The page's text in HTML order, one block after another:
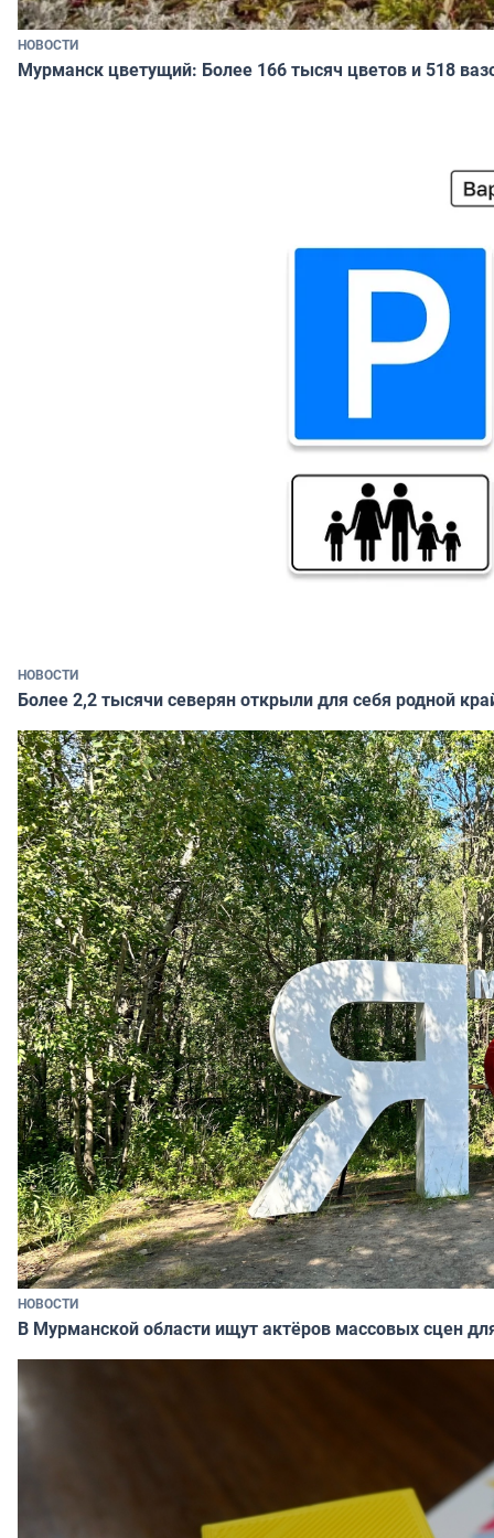
НОВОСТИ
Мурманск цветущий: Более 166 тысяч цветов и 518
НОВОСТИ
Более 2,2 тысячи северян открыли для себя родной
НОВОСТИ
В Мурманской области ищут актёров массовых сцен